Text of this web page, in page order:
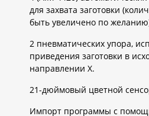
для захвата заготовки
быть увеличено по
2 пневматических упора,
приведения заготовки в
направлении Х.
21-дюймовый цветной
Импорт программы с